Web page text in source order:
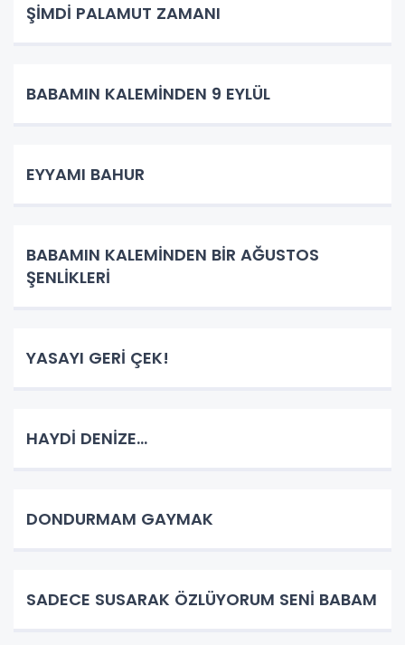
ŞİMDİ PALAMUT ZAMANI
BABAMIN KALEMİNDEN 9 EYLÜL
EYYAMI BAHUR
BABAMIN KALEMİNDEN BİR AĞUSTOS
ŞENLİKLERİ
YASAYI GERİ ÇEK!
HAYDİ DENİZE...
DONDURMAM GAYMAK
SADECE SUSARAK ÖZLÜYORUM SENİ BABAM